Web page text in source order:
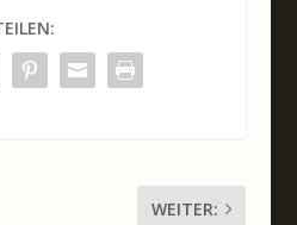
WEITER: